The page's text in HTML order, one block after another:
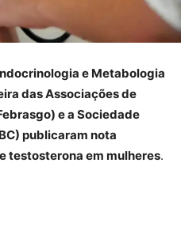
e Metabologia
das Associações de
e a Sociedade
publicaram nota
testosterona em mulheres.